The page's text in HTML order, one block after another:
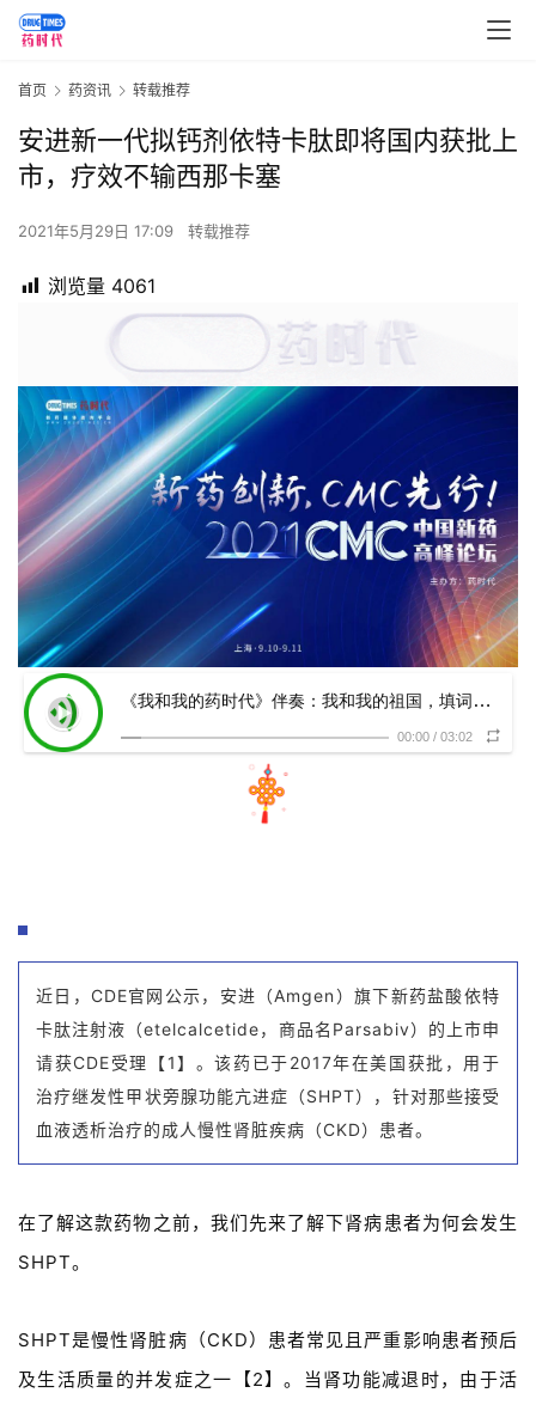
首页 药资讯 转载推荐
安进新一代拟钙剂依特卡肽即将国内获批上
市，疗效不输西那卡塞
2021年5月29日 17:09 转载推荐
浏览量 4061
《我和我的药时代》伴奏：我和我的祖国，填词：药时代 演唱：PJ
00:00 / 03:02
近日，CDE官网公示，安进（Amgen）旗下新药盐酸依特
卡肽注射液（etelcalcetide，商品名Parsabiv）的上市申
请获CDE受理【1】。该药已于2017年在美国获批，用于
治疗继发性甲状旁腺功能亢进症（SHPT），针对那些接受
血液透析治疗的成人慢性肾脏疾病（CKD）患者。
在了解这款药物之前，我们先来了解下肾病患者为何会发生
SHPT。
SHPT是慢性肾脏病（CKD）患者常见且严重影响患者预后
及生活质量的并发症之一【2】。当肾功能减退时，由于活